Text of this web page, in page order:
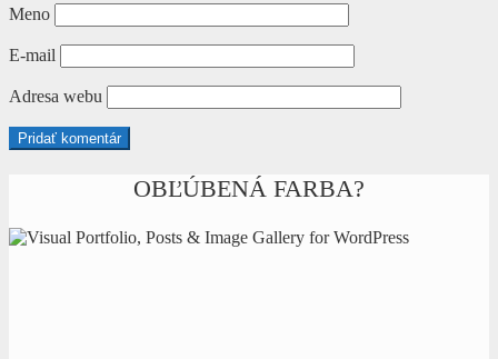
Meno
E-mail
Adresa webu
OBĽÚBENÁ FARBA?